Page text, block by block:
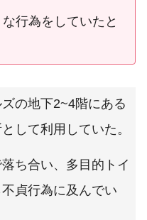
行為をしていたと
の地下2~4階にある
して利用していた。
ち合い、多目的トイ
貞行為に及んでい